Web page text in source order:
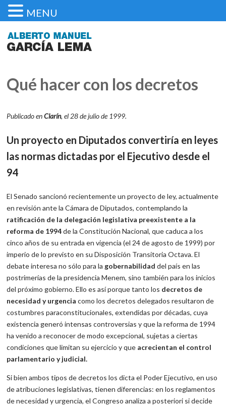
Qué hacer con los decretos
Publicado enClarín, el 28 de julio de 1999.
Un proyecto en Diputados convertiría en leyes
las normas dictadas por el Ejecutivo desde el
94
El Senado sancionó recientemente un proyecto de ley, actualmente
en revisión ante la Cámara de Diputados, contemplando la
ratificación de la delegación legislativa preexistente a la
reforma de 1994de la Constitución Nacional, que caduca a los
cinco años de su entrada en vigencia (el 24 de agosto de 1999) por
imperio de lo previsto en su Disposición Transitoria Octava. El
debate interesa no sólo para lagobernabilidaddel país en las
postrimerías de la presidencia Menem, sino también para los inicios
del próximo gobierno. Ello es así porque tanto los decretos de
necesidad y urgenciacomo los decretos delegados resultaron de
costumbres paraconstitucionales, extendidas por décadas, cuya
existencia generó intensas controversias y que la reforma de 1994
ha venido a reconocer de modo excepcional, sujetas a ciertas
condiciones que limitan su ejercicio y que acrecientan el control
parlamentario y judicial.
Si bien ambos tipos de decretos los dicta el Poder Ejecutivo, en uso
de atribuciones legislativas, tienen diferencias: en los reglamentos
de necesidad y urgencia, el Congreso analiza a posteriori si decide
MENU